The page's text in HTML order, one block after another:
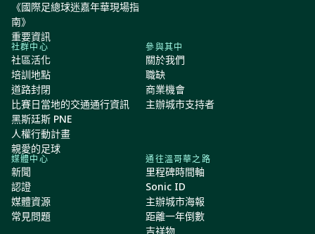
《國際足總球迷嘉年華現場指
南》
重要資訊
社群中心
社區活化
培訓地點
道路封閉
比賽日當地的交通通行資訊
黑斯廷斯 PNE
人權行動計畫
親愛的足球
參與其中
關於我們
職缺
商業機會
主辦城市支持者
媒體中心
新聞
認證
媒體資源
常見問題
通往溫哥華之路
里程碑時間軸
Sonic ID
主辦城市海報
距離一年倒數
吉祥物